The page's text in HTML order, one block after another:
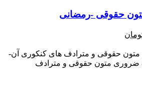
تومان
642,400 تومان
است.
ضروری متون حقوقی و مترادف های کنکوری آن-